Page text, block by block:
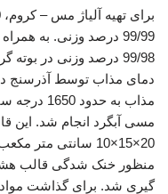
99/98 درصد وزنی در
دمای مذاب توسط آذرسنج
مذاب به
مسی آبگرد انجام شد. این
20×15×10 سانتی
منظور خنک شدگی قالب
گیری شد. برای گذاشت